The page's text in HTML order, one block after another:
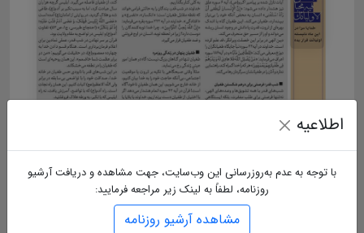
اطلاعیه
با توجه به عدم به‌روزرسانی این وب‌سایت، جهت مشاهده و دریافت آرشیو
روزنامه، لطفاً به لینک زیر مراجعه فرمایید:
مشاهده آرشیو روزنامه